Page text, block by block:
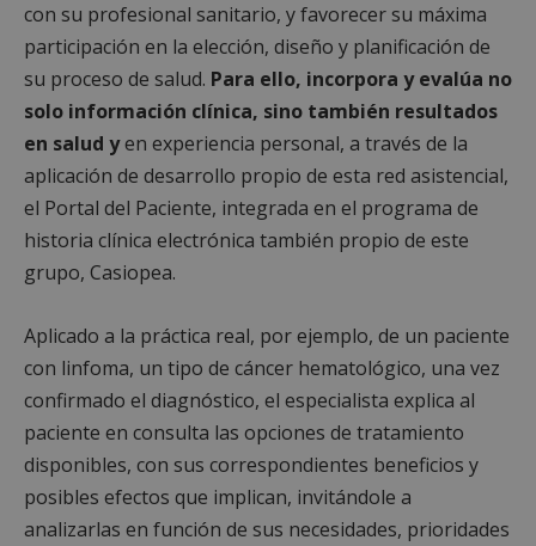
con su profesional sanitario, y favorecer su máxima
participación en la elección, diseño y planificación de
su proceso de salud. Para ello, incorpora y evalúa no
solo información clínica, sino también resultados
en salud yen experiencia personal, a través de la
aplicación de desarrollo propio de esta red asistencial,
el Portal del Paciente, integrada en el programa de
historia clínica electrónica también propio de este
grupo, Casiopea.
Aplicado a la práctica real, por ejemplo, de un paciente
con linfoma, un tipo de cáncer hematológico, una vez
confirmado el diagnóstico, el especialista explica al
paciente en consulta las opciones de tratamiento
disponibles, con sus correspondientes beneficios y
posibles efectos que implican, invitándole a
analizarlas en función de sus necesidades, prioridades